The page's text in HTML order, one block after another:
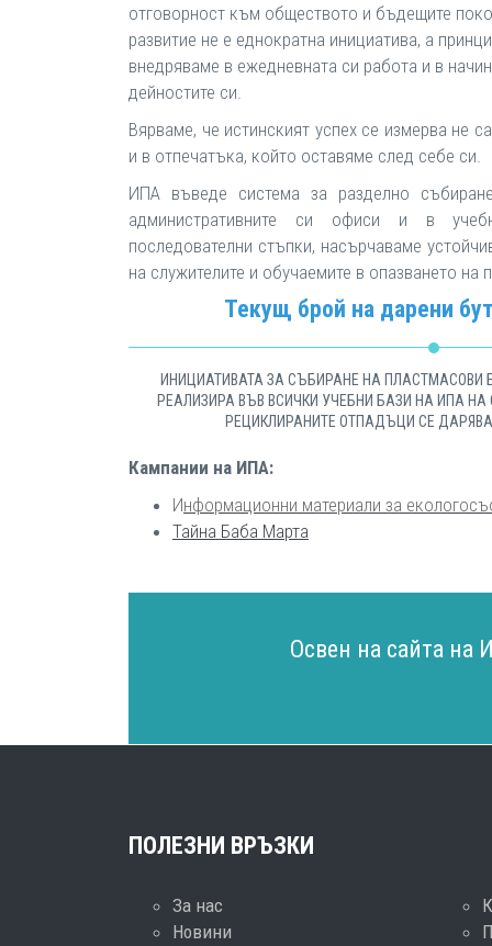
отговорност към обществото и бъдещите
развитие не е еднократна инициатива, а
внедряваме в ежедневната си работа и в
дейностите си.
Вярваме, че истинският успех се измерва не
и в отпечатъка, който оставяме след себе си.
ИПА въведе система за разделно
административните си офиси и в
последователни стъпки, насърчаваме
на служителите и обучаемите в опазването на
Текущ брой на дарени
ИНИЦИАТИВАТА ЗА СЪБИРАНЕ НА ПЛАСТМАСОВИ
РЕАЛИЗИРА ВЪВ ВСИЧКИ УЧЕБНИ БАЗИ НА ИПА
РЕЦИКЛИРАНИТЕ ОТПАДЪЦИ СЕ
Кампании на ИПА:
Информационни материали за
Тайна Баба Марта
Освен на сайта на
ПОЛЕЗНИ ВРЪЗКИ
За нас
Новини